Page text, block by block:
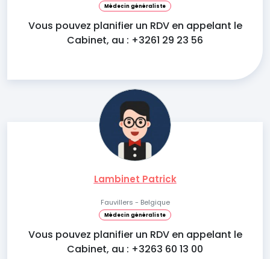
Médecin généraliste
Vous pouvez planifier un RDV en appelant le
Cabinet, au : +3261 29 23 56
Lambinet Patrick
Fauvillers - Belgique
Médecin généraliste
Vous pouvez planifier un RDV en appelant le
Cabinet, au : +3263 60 13 00